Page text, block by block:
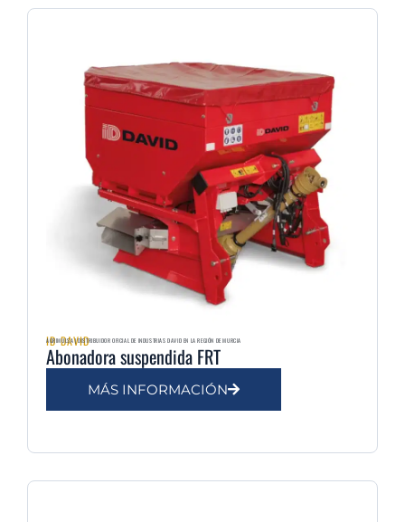
ID DAVID
AGRIMULSA | DISTRIBUIDOR OFICIAL DE INDUSTRIAS DAVID EN LA REGIÓN DE MURCIA
Abonadora suspendida FRT
MÁS INFORMACIÓN